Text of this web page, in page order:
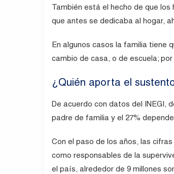
También está el hecho de que
que antes se dedicaba al hogar,
En algunos casos la familia tiene
cambio de casa, o de escuela;
¿Quién aporta el
De acuerdo con datos del INEGI,
padre de familia y el 27%
Con el paso de los años, las
como responsables de la
el país, alrededor de 9 millones